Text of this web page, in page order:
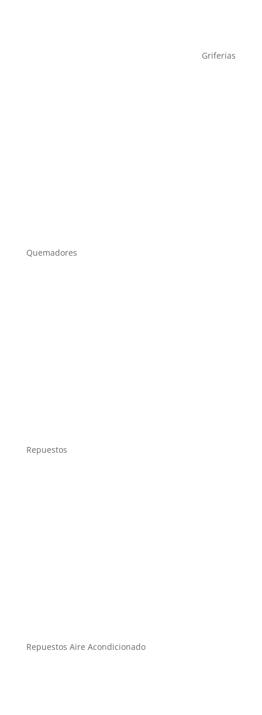
Griferias
Quemadores
Repuestos
Repuestos Aire Acondicionado